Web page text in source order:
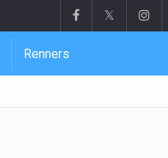
𝕏
Renners